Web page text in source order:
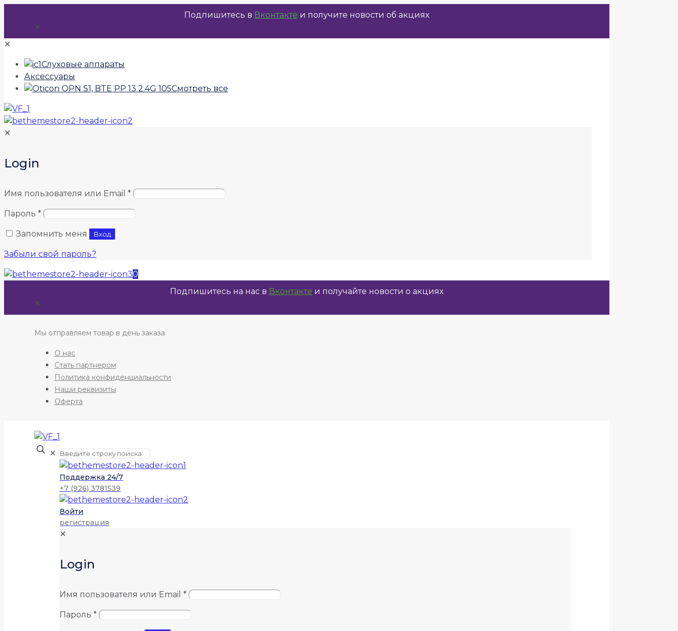
Подпишитесь в Вконтакте и получите новости об акциях
✕
✕
Слуховые аппараты
Аксессуары
Смотреть все
✕
Login
Имя пользователя или Email *
Пароль *
Запомнить меня Вход
Забыли свой пароль?
0
Подпишитесь на нас в Вконтакте и получайте новости о акциях
✕
Мы отправляем товар в день заказа
О нас
Стать партнером
Политика конфиденциальности
Наши реквизиты
Оферта
✕
Поддержка 24/7
+7 (926) 3781539
Войти
регистрация
✕
Login
Имя пользователя или Email *
Пароль *